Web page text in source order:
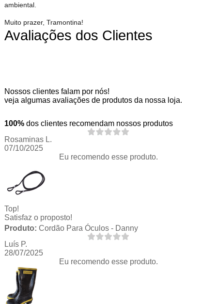
ambiental.
Muito prazer, Tramontina!
Avaliações dos Clientes
Nossos clientes falam por nós!
veja algumas avaliações de produtos da nossa loja.
100% dos clientes recomendam nossos produtos
Rosaminas L.
07/10/2025
Eu recomendo esse produto.
Top!
Satisfaz o proposto!
Produto: Cordão Para Óculos - Danny
Luís P.
28/07/2025
Eu recomendo esse produto.